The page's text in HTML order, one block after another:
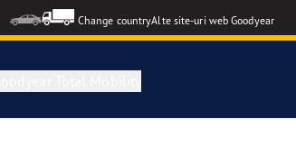
Change countryAlte site-uri web Goodyear